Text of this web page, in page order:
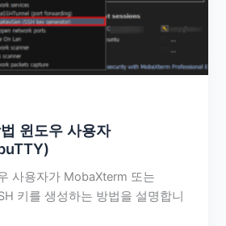
윈도우 사용자
사용자가 MobaXterm 또는
키를 생성하는 방법을 설명합니